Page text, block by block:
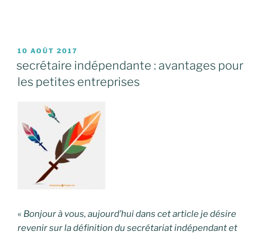
PUBLIÉ
10 AOÛT 2017
secrétaire indépendante : avantages pour
les petites entreprises
« Bonjour à vous, aujourd’hui dans cet article je désire
revenir sur la définition du secrétariat indépendant et